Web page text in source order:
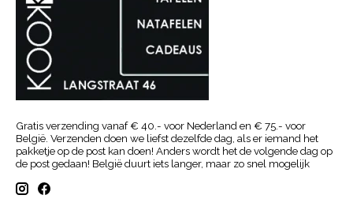
Gratis verzending vanaf € 40.- voor Nederland en € 75.- voor
België. Verzenden doen we liefst dezelfde dag, als er iemand het
pakketje op de post kan doen! Anders wordt het de volgende dag op
de post gedaan! België duurt iets langer, maar zo snel mogelijk